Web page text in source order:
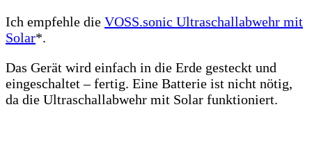
Ich empfehle die VOSS.sonic Ultraschallabwehr mit
Solar*.
Das Gerät wird einfach in die Erde gesteckt und
eingeschaltet – fertig. Eine Batterie ist nicht nötig,
da die Ultraschallabwehr mit Solar funktioniert.